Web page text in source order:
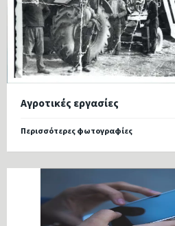
Αγροτικές εργασίες
Περισσότερες φωτογραφίες